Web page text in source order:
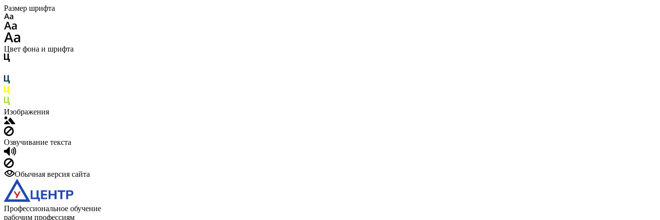
Размер шрифта
Цвет фона и шрифта
Изображения
Озвучивание текста
Обычная версия сайта
Профессиональное обучение
рабочим профессиям